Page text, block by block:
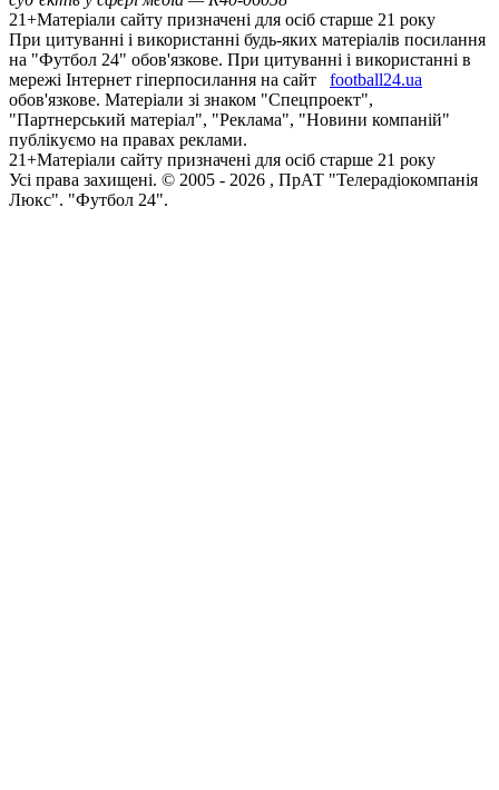
21+Матеріали сайту призначені для осіб старше 21 року
При цитуванні і використанні будь-яких матеріалів посилання
на "Футбол 24" обов'язкове. При цитуванні і використанні в
мережі Інтернет гіперпосилання на сайт
football24.ua
обов'язкове. Матеріали зі знаком "Спецпроект",
"Партнерський матеріал", "Реклама", "Новини компаній"
публікуємо на правах реклами.
21+Матеріали сайту призначені для осіб старше 21 року
Усi права захищенi. © 2005 - 2026 , ПрАТ "Телерадіокомпанія
Люкс". "Футбол 24".